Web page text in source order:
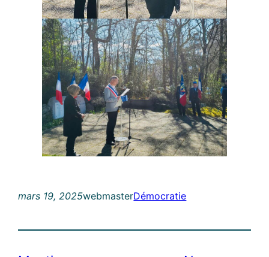
mars 19, 2025webmasterDémocratie